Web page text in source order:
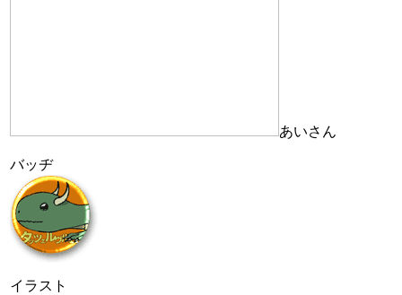
あいさん
バッヂ
イラスト